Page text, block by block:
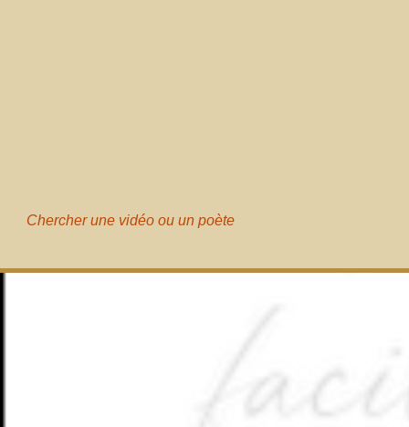
Chercher une vidéo ou un poète